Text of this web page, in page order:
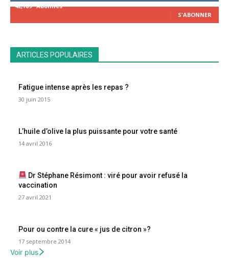
42,789 Abonnés
S'ABONNER
ARTICLES POPULAIRES
Fatigue intense après les repas ?
30 juin 2015
L’huile d’olive la plus puissante pour votre santé
14 avril 2016
Dr Stéphane Résimont : viré pour avoir refusé la
vaccination
27 avril 2021
Pour ou contre la cure « jus de citron »?
17 septembre 2014
Voir plus